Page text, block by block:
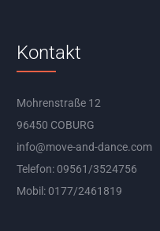
Kontakt
Mohrenstraße 12
96450 COBURG
info@move-and-dance.com
Telefon: 09561/3524756
Mobil: 0177/2461819